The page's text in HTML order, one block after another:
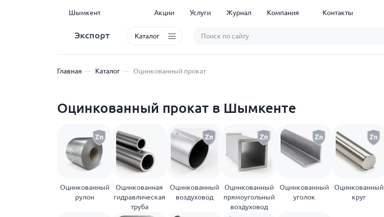
Шымкент Акции Услуги Журнал Компания Контакты
Экспорт Каталог
Главная Каталог Оцинкованный прокат
Оцинкованный прокат в Шымкентe
Оцинкованный
рулон
Оцинкованная
гидравлическая
труба
Оцинкованный
воздуховод
Оцинкованный
прямоугольный
воздуховод
Оцинкованный
уголок
Оцинкованный
круг